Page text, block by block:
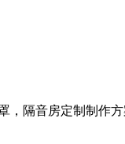
隔音房定制制作